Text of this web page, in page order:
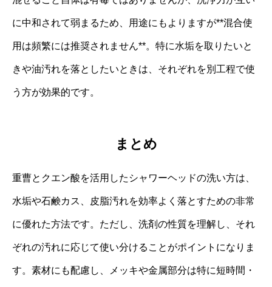
に中和されて弱まるため、用途にもよりますが**混合使
用は頻繁には推奨されません**。特に水垢を取りたいと
きや油汚れを落としたいときは、それぞれを別工程で使
う方が効果的です。
まとめ
重曹とクエン酸を活用したシャワーヘッドの洗い方は、
水垢や石鹸カス、皮脂汚れを効率よく落とすための非常
に優れた方法です。ただし、洗剤の性質を理解し、それ
ぞれの汚れに応じて使い分けることがポイントになりま
す。素材にも配慮し、メッキや金属部分は特に短時間・